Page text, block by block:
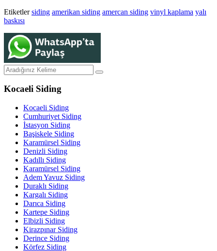
Etiketler siding amerikan siding amercan siding vinyl kaplama yalı
baskısı
Kocaeli Siding
Kocaeli Siding
Cumhuriyet Siding
İstasyon Siding
Başiskele Siding
Karamürsel Siding
Denizli Siding
Kadıllı Siding
Karamürsel Siding
Adem Yavuz Siding
Duraklı Siding
Kargalı Siding
Darıca Siding
Kartepe Siding
Elbizli Siding
Kirazpınar Siding
Derince Siding
Körfez Siding